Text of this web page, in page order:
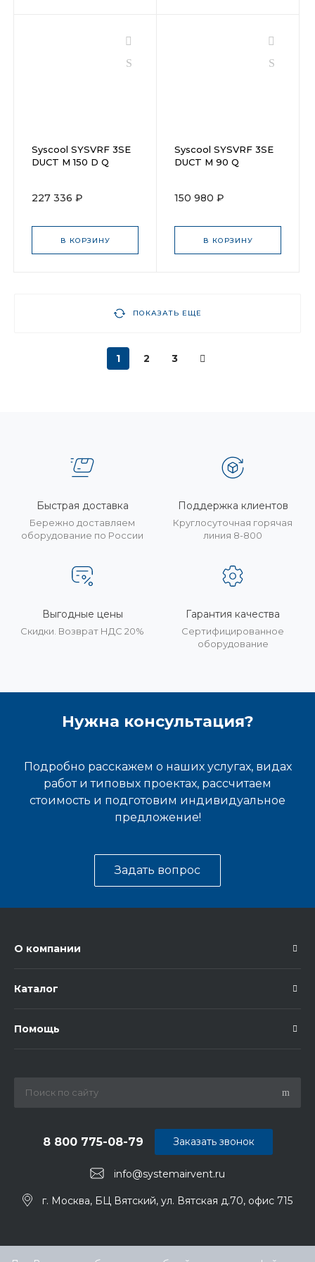
Syscool SYSVRF 3SE
DUCT M 150 D Q
227 336 ₽
В КОРЗИНУ
Syscool SYSVRF 3SE
DUCT M 90 Q
150 980 ₽
В КОРЗИНУ
ПОКАЗАТЬ ЕЩЕ
1 2 3
Быстрая доставка
Бережно доставляем
оборудование по России
Поддержка клиентов
Круглосуточная горячая
линия 8-800
Выгодные цены
Скидки. Возврат НДС 20%
Гарантия качества
Сертифицированное
оборудование
Нужна консультация?
Подробно расскажем о наших услугах, видах
работ и типовых проектах, рассчитаем
стоимость и подготовим индивидуальное
предложение!
Задать вопрос
О компании
Каталог
Помощь
info@systemairvent.ru
8 800 775-08-79
г. Москва, БЦ Вятский, ул. Вятская д.70, офис 715
Заказать звонок